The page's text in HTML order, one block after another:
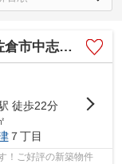
新築戸建て
徒歩22分
７丁目
！ご好評の新築物件